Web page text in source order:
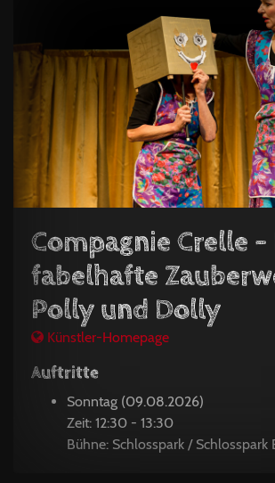
Compagnie Crelle -
fabelhafte
Polly und Dolly
Künstler-Homepage
Auftritte
Sonntag (09.08.2026)
Zeit: 12:30 - 13:30
Bühne: Schlosspark / Schlosspark